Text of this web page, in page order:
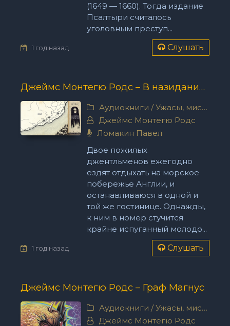
(1649 — 1660). Тогда издание
Псалтыри считалось
уголовным преступ...
1 год назад Слушать
Джеймс Монтегю Родс – В назидание любопытным
Аудиокниги /Ужасы, мистика
Джеймс Монтегю Родс
Ломакин Павел
Двое пожилых
джентльменов ежегодно
ездят отдыхать на морское
побережье Англии, и
останавливаюся в одной и
той же гостинице. Однажды,
к ним в номер стучится
крайне испуганный молодо...
1 год назад Слушать
Джеймс Монтегю Родс – Граф Магнус
Аудиокниги /Ужасы, мистика
Джеймс Монтегю Родс